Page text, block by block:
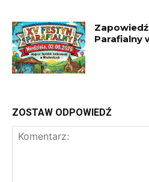
Parafialny
ZOSTAW ODPOWIEDŹ